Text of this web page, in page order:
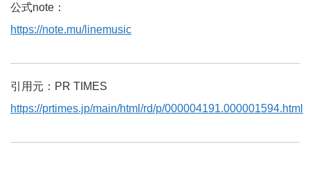
公式note：
https://note.mu/linemusic
引用元：PR TIMES
https://prtimes.jp/main/html/rd/p/000004191.000001594.html